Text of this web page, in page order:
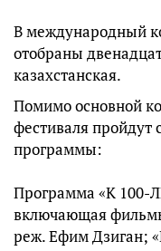
В международный
отобраны
казахстанская.
Помимо основной
фестиваля
программы:
Программа «К
включающая
реж. Ефим Дзиган;